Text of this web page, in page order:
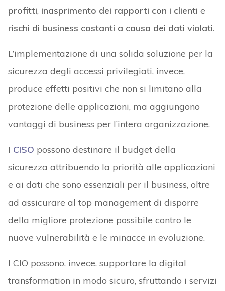
profitti, inasprimento dei rapporti con i clienti e
rischi di business costanti a causa dei dati violati.
L’implementazione di una solida soluzione per la
sicurezza degli accessi privilegiati, invece,
produce effetti positivi che non si limitano alla
protezione delle applicazioni, ma aggiungono
vantaggi di business per l’intera organizzazione.
I CISO possono destinare il budget della
sicurezza attribuendo la priorità alle applicazioni
e ai dati che sono essenziali per il business, oltre
ad assicurare al top management di disporre
della migliore protezione possibile contro le
nuove vulnerabilità e le minacce in evoluzione.
I CIO possono, invece, supportare la digital
transformation in modo sicuro, sfruttando i servizi